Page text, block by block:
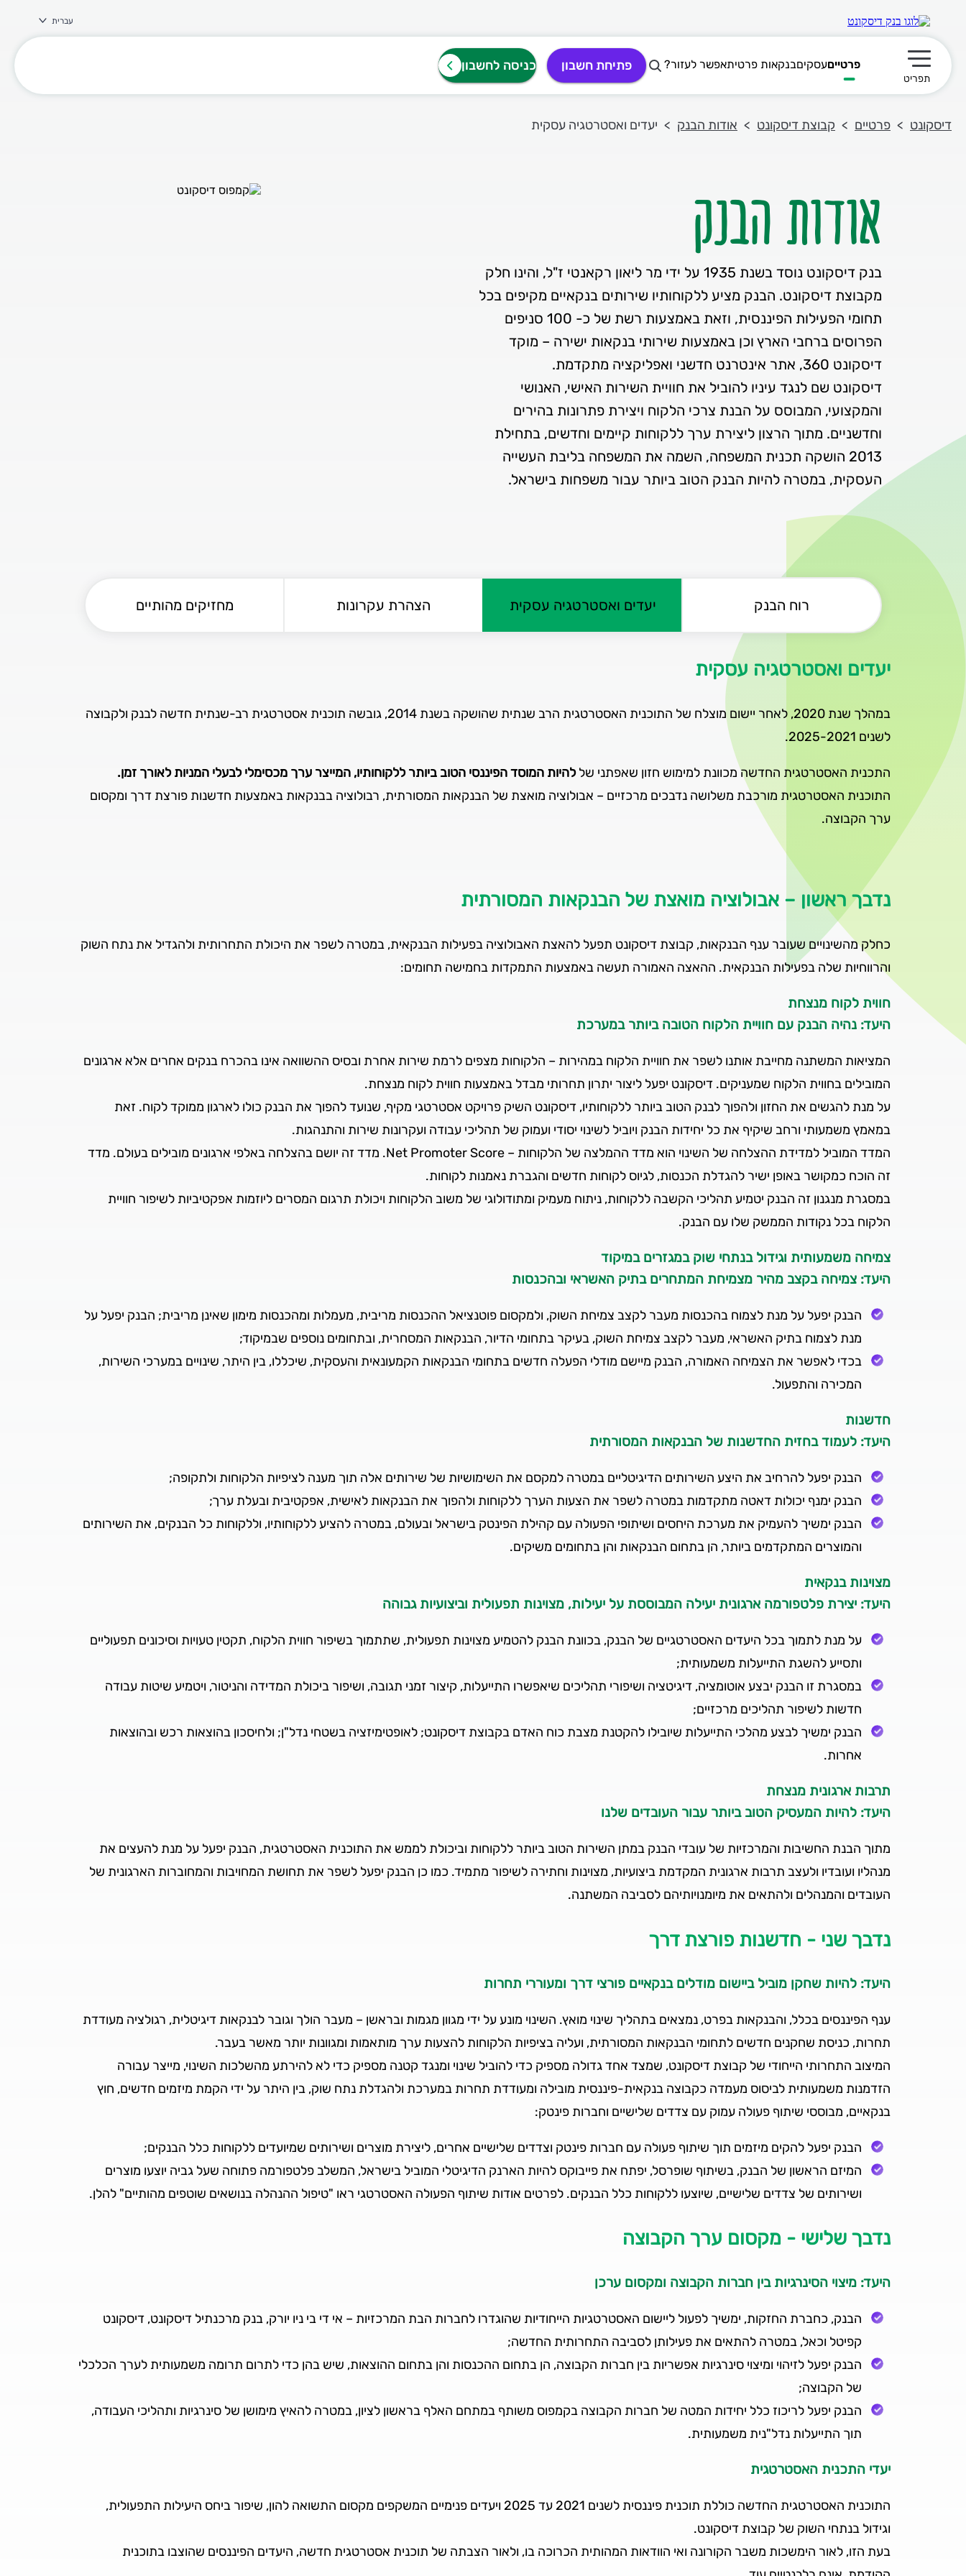
עברית
תפריט ראשי
תפריט
פרטייםעסקיםבנקאות פרטיתאפשר לעזור? פתיחת חשבון כניסה לחשבון
דיסקונט פרטיים קבוצת דיסקונט אודות הבנק יעדים ואסטרטגיה עסקית
אודות הבנק
בנק דיסקונט נוסד בשנת 1935 על ידי מר ליאון רקאנטי ז"ל, והינו חלק
מקבוצת דיסקונט. הבנק מציע ללקוחותיו שירותים בנקאיים מקיפים בכל
תחומי הפעילות הפיננסית, וזאת באמצעות רשת של כ- 100 סניפים
הפרוסים ברחבי הארץ וכן באמצעות שירותי בנקאות ישירה – מוקד
דיסקונט שם לנגד עיניו להוביל את חוויית השירות האישי, האנושי
והמקצועי, המבוסס על הבנת צרכי הלקוח ויצירת פתרונות בהירים
וחדשניים. מתוך הרצון ליצירת ערך ללקוחות קיימים וחדשים, בתחילת
2013 הושקה תכנית המשפחה, השמה את המשפחה בליבת העשייה
העסקית, במטרה להיות הבנק הטוב ביותר עבור משפחות בישראל.
רוח הבנק יעדים ואסטרטגיה עסקית הצהרת עקרונות מחזיקים מהותיים
יעדים ואסטרטגיה עסקית
במהלך שנת 2020, לאחר יישום מוצלח של התוכנית האסטרטגית הרב שנתית שהושקה בשנת 2014, גובשה תוכנית אסטרטגית רב-שנתית חדשה לבנק ולקבוצה
לשנים 2025-2021.
התכנית האסטרטגית החדשה מכוונת למימוש חזון שאפתני שללהיות המוסד הפיננסי הטוב ביותר ללקוחותיו, המייצר ערך מכסימלי לבעלי המניות לאורך זמן.
התוכנית האסטרטגית מורכבת משלושה נדבכים מרכזיים – אבולוציה מואצת של הבנקאות המסורתית, רבולוציה בבנקאות באמצעות חדשנות פורצת דרך ומקסום
ערך הקבוצה.
נדבך ראשון – אבולוציה מואצת של הבנקאות המסורתית
כחלק מהשינויים שעובר ענף הבנקאות, קבוצת דיסקונט תפעל להאצת האבולוציה בפעילות הבנקאית, במטרה לשפר את היכולת התחרותית ולהגדיל את נתח השוק
והרווחיות שלה בפעילות הבנקאית. ההאצה האמורה תעשה באמצעות התמקדות בחמישה תחומים:
חווית לקוח מנצחת
היעד: נהיה הבנק עם חוויית הלקוח הטובה ביותר במערכת
המציאות המשתנה מחייבת אותנו לשפר את חוויית הלקוח במהירות – הלקוחות מצפים לרמת שירות אחרת ובסיס ההשוואה אינו בהכרח בנקים אחרים אלא ארגונים
המובילים בחווית הלקוח שמעניקים. דיסקונט יפעל ליצור יתרון תחרותי מבדל באמצעות חווית לקוח מנצחת.
על מנת להגשים את החזון ולהפוך לבנק הטוב ביותר ללקוחותיו, דיסקונט השיק פרויקט אסטרטגי מקיף, שנועד להפוך את הבנק כולו לארגון ממוקד לקוח. זאת
במאמץ משמעותי ורחב שיקיף את כל יחידות הבנק ויוביל לשינוי יסודי ועמוק של תהליכי עבודה ועקרונות שירות והתנהגות.
המדד המוביל למדידת ההצלחה של השינוי הוא מדד ההמלצה של הלקוחות – Net Promoter Score. מדד זה יושם בהצלחה באלפי ארגונים מובילים בעולם. מדד
זה הוכח כמקושר באופן ישיר להגדלת הכנסות, לגיוס לקוחות חדשים והגברת נאמנות לקוחות.
במסגרת מנגנון זה הבנק יטמיע תהליכי הקשבה ללקוחות, ניתוח מעמיק ומתודולוגי של משוב הלקוחות ויכולת תרגום המסרים ליוזמות אפקטיביות לשיפור חוויית
הלקוח בכל נקודות הממשק שלו עם הבנק.
צמיחה משמעותית וגידול בנתחי שוק במגזרים במיקוד
היעד: צמיחה בקצב מהיר מצמיחת המתחרים בתיק האשראי ובהכנסות
הבנק יפעל על מנת לצמוח בהכנסות מעבר לקצב צמיחת השוק, ולמקסום פוטנציאל ההכנסות מריבית, מעמלות ומהכנסות מימון שאינן מריבית; הבנק יפעל על
מנת לצמוח בתיק האשראי, מעבר לקצב צמיחת השוק, בעיקר בתחומי הדיור, הבנקאות המסחרית, ובתחומים נוספים שבמיקוד;
בכדי לאפשר את הצמיחה האמורה, הבנק מיישם מודלי הפעלה חדשים בתחומי הבנקאות הקמעונאית והעסקית, שיכללו, בין היתר, שינויים במערכי השירות,
המכירה והתפעול.
חדשנות
היעד: לעמוד בחזית החדשנות של הבנקאות המסורתית
הבנק יפעל להרחיב את היצע השירותים הדיגיטליים במטרה למקסם את השימושיות של שירותים אלה תוך מענה לציפיות הלקוחות ולתקופה;
הבנק ימנף יכולות דאטה מתקדמות במטרה לשפר את הצעות הערך ללקוחות ולהפוך את הבנקאות לאישית, אפקטיבית ובעלת ערך;
הבנק ימשיך להעמיק את מערכת היחסים ושיתופי הפעולה עם קהילת הפינטק בישראל ובעולם, במטרה להציע ללקוחותיו, וללקוחות כל הבנקים, את השירותים
והמוצרים המתקדמים ביותר, הן בתחום הבנקאות והן בתחומים משיקים.
מצוינות בנקאית
היעד: יצירת פלטפורמה ארגונית יעילה המבוססת על יעילות, מצוינות תפעולית וביצועיות גבוהה
על מנת לתמוך בכל היעדים האסטרטגיים של הבנק, בכוונת הבנק להטמיע מצוינות תפעולית, שתתמוך בשיפור חווית הלקוח, תקטין טעויות וסיכונים תפעוליים
ותסייע להשגת התייעלות משמעותית;
במסגרת זו הבנק יבצע אוטומציה, דיגיטציה ושיפורי תהליכים שיאפשרו התייעלות, קיצור זמני תגובה, ושיפור ביכולת המדידה והניטור, ויטמיע שיטות עבודה
חדשות לשיפור תהליכים מרכזיים;
הבנק ימשיך לבצע מהלכי התייעלות שיובילו להקטנת מצבת כוח האדם בקבוצת דיסקונט; לאופטימיזציה בשטחי נדל"ן; ולחיסכון בהוצאות רכש ובהוצאות
אחרות.
תרבות ארגונית מנצחת
היעד: להיות המעסיק הטוב ביותר עבור העובדים שלנו
מתוך הבנת החשיבות והמרכזיות של עובדי הבנק במתן השירות הטוב ביותר ללקוחות וביכולת לממש את התוכנית האסטרטגית, הבנק יפעל על מנת להעצים את
מנהליו ועובדיו ולעצב תרבות ארגונית המקדמת ביצועיות, מצוינות וחתירה לשיפור מתמיד. כמו כן הבנק יפעל לשפר את תחושת המחויבות והמחוברות הארגונית של
העובדים והמנהלים ולהתאים את מיומנויותיהם לסביבה המשתנה.
נדבך שני - חדשנות פורצת דרך
היעד: להיות שחקן מוביל ביישום מודלים בנקאיים פורצי דרך ומעוררי תחרות
ענף הפיננסים בכלל, והבנקאות בפרט, נמצאים בתהליך שינוי מואץ. השינוי מונע על ידי מגוון מגמות ובראשן – מעבר הולך וגובר לבנקאות דיגיטלית, רגולציה מעודדת
תחרות, כניסת שחקנים חדשים לתחומי הבנקאות המסורתית, ועליה בציפיות הלקוחות להצעות ערך מותאמות ומגוונות יותר מאשר בעבר.
המיצוב התחרותי הייחודי של קבוצת דיסקונט, שמצד אחד גדולה מספיק כדי להוביל שינוי ומנגד קטנה מספיק כדי לא להירתע מהשלכות השינוי, מייצר עבורה
הזדמנות משמעותית לביסוס מעמדה כקבוצה בנקאית-פיננסית מובילה ומעודדת תחרות במערכת ולהגדלת נתח שוק, בין היתר על ידי הקמת מיזמים חדשים, חוץ
בנקאיים, מבוססי שיתוף פעולה עמוק עם צדדים שלישיים וחברות פינטק:
הבנק יפעל להקים מיזמים תוך שיתוף פעולה עם חברות פינטק וצדדים שלישיים אחרים, ליצירת מוצרים ושירותים שמיועדים ללקוחות כלל הבנקים;
המיזם הראשון של הבנק, בשיתוף שופרסל, יפתח את פייבוקס להיות הארנק הדיגיטלי המוביל בישראל, המשלב פלטפורמה פתוחה שעל גביה יוצעו מוצרים
ושירותים של צדדים שלישיים, שיוצעו ללקוחות כלל הבנקים. לפרטים אודות שיתוף הפעולה האסטרטגי ראו "טיפול ההנהלה בנושאים שוטפים מהותיים" להלן.
נדבך שלישי - מקסום ערך הקבוצה
היעד: מיצוי הסינרגיות בין חברות הקבוצה ומקסום ערכן
הבנק, כחברת החזקות, ימשיך לפעול ליישום האסטרטגיות הייחודיות שהוגדרו לחברות הבת המרכזיות – אי די בי ניו יורק, בנק מרכנתיל דיסקונט, דיסקונט
קפיטל וכאל, במטרה להתאים את פעילותן לסביבה התחרותית החדשה;
הבנק יפעל לזיהוי ומיצוי סינרגיות אפשריות בין חברות הקבוצה, הן בתחום ההכנסות והן בתחום ההוצאות, שיש בהן כדי לתרום תרומה משמעותית לערך הכלכלי
של הקבוצה;
הבנק יפעל לריכוז כלל יחידות המטה של חברות הקבוצה בקמפוס משותף במתחם האלף בראשון לציון, במטרה להאיץ מימושן של סינרגיות ותהליכי העבודה,
תוך התייעלות נדל"נית משמעותית.
יעדי התכנית האסטרטגית
התוכנית האסטרטגית החדשה כוללת תוכנית פיננסית לשנים 2021 עד 2025 ויעדים פנימיים המשקפים מקסום התשואה להון, שיפור ביחס היעילות התפעולית,
וגידול בנתחי השוק של קבוצת דיסקונט.
בעת הזו, לאור הימשכות משבר הקורונה ואי הוודאות המהותית הכרוכה בו, ולאור הצבתה של תוכנית אסטרטגית חדשה, היעדים הפיננסים שהוצבו בתוכנית